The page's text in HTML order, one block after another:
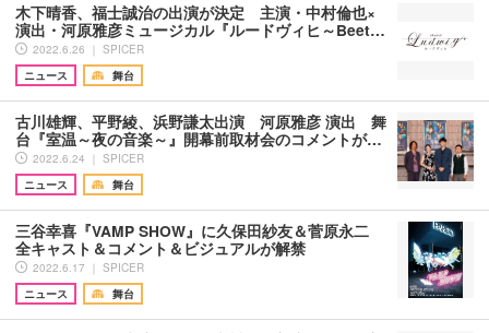
木下晴香、福士誠治の出演が決定 主演・中村倫也×
演出・河原雅彦ミュージカル『ルードヴィヒ～Beet…
2022.6.26 ｜ SPICER
ニュース
舞台
古川雄輝、平野綾、浜野謙太出演 河原雅彦 演出 舞
台『室温～夜の音楽～』開幕前取材会のコメントが…
2022.6.24 ｜ SPICER
ニュース
舞台
三谷幸喜『VAMP SHOW』に久保田紗友＆菅原永二
全キャスト＆コメント＆ビジュアルが解禁
2022.6.17 ｜ SPICER
ニュース
舞台